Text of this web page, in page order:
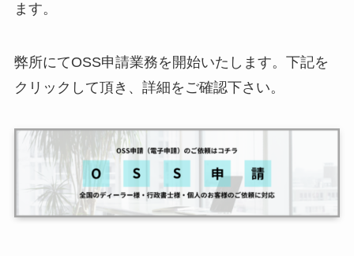
ます。
弊所にてOSS申請業務を開始いたします。下記を
クリックして頂き、詳細をご確認下さい。